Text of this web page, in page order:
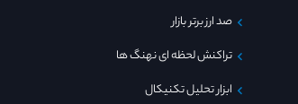
صد ارز برتر بازار
تراکنش لحظه ای نهنگ ها
ابزار تحلیل تکنیکال